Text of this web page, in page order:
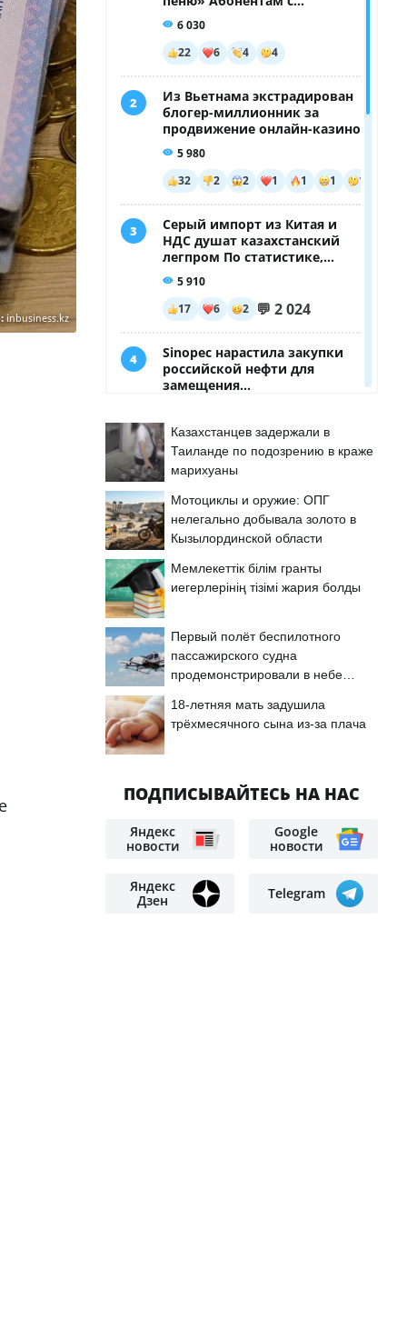
inbusiness.kz
Казахстанцев задержали в
Таиланде по подозрению в краже
марихуаны
Мотоциклы и оружие: ОПГ
нелегально добывала золото в
Кызылординской области
Мемлекеттік білім гранты
иегерлерінің тізімі жария болды
Первый полёт беспилотного
пассажирского судна
продемонстрировали в небе
18-летняя мать задушила
трёхмесячного сына из-за плача
ПОДПИСЫВАЙТЕСЬ НА НАС
Яндекс
новости
Google
новости
Яндекс
Дзен
Telegram